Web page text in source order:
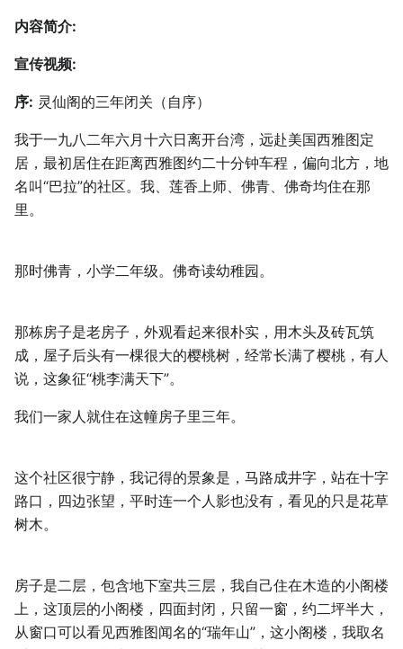
内容简介:
宣传视频:
序: 灵仙阁的三年闭关（自序）
我于一九八二年六月十六日离开台湾，远赴美国西雅图定
居，最初居住在距离西雅图约二十分钟车程，偏向北方，地
名叫“巴拉”的社区。我、莲香上师、佛青、佛奇均住在那
里。
那时佛青，小学二年级。佛奇读幼稚园。
那栋房子是老房子，外观看起来很朴实，用木头及砖瓦筑
成，屋子后头有一棵很大的樱桃树，经常长满了樱桃，有人
说，这象征“桃李满天下”。
我们一家人就住在这幢房子里三年。
这个社区很宁静，我记得的景象是，马路成井字，站在十字
路口，四边张望，平时连一个人影也没有，看见的只是花草
树木。
房子是二层，包含地下室共三层，我自己住在木造的小阁楼
上，这顶层的小阁楼，四面封闭，只留一窗，约二坪半大，
从窗口可以看见西雅图闻名的“瑞年山”，这小阁楼，我取名